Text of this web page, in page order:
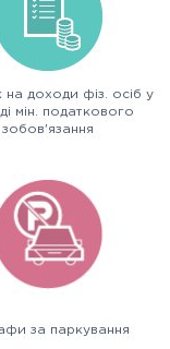
на доходи фіз. осіб у
мін. податкового
зобов'язання
за паркування